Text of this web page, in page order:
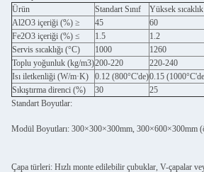
Ürün
Standart Sınıf Yüksek
Al2O3 içeriği (%) ≥
45 60
Fe2O3 içeriği (%) ≤
1.5 1.2
Servis sıcaklığı (°C)
1000 1260
Toplu yoğunluk (kg/m3)200-220 220-240
Isı iletkenliği (W/m·K)
0.12 (800°C'de)0.15
Sıkıştırma direnci (%)
30 25
Standart Boyutlar:
Modül Boyutları: 300×300×300mm, 300×600×300mm
Çapa türleri: Hızlı monte edilebilir çubuklar, V-çapalar